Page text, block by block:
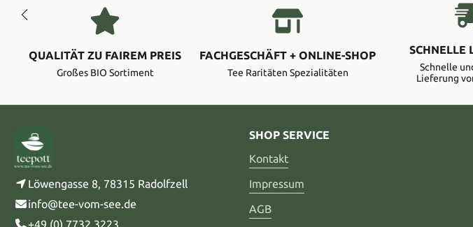
QUALITÄT ZU FAIREM PREIS
Großes BIO Sortiment
FACHGESCHÄFT + ONLINE-SHOP
Tee Raritäten Spezialitäten
SCHNELLE
Schnelle
Lieferung
Löwengasse 8, 78315 Radolfzell
info@tee-vom-see.de
+49 (0) 7732 3223
SHOP SERVICE
Kontakt
Impressum
AGB